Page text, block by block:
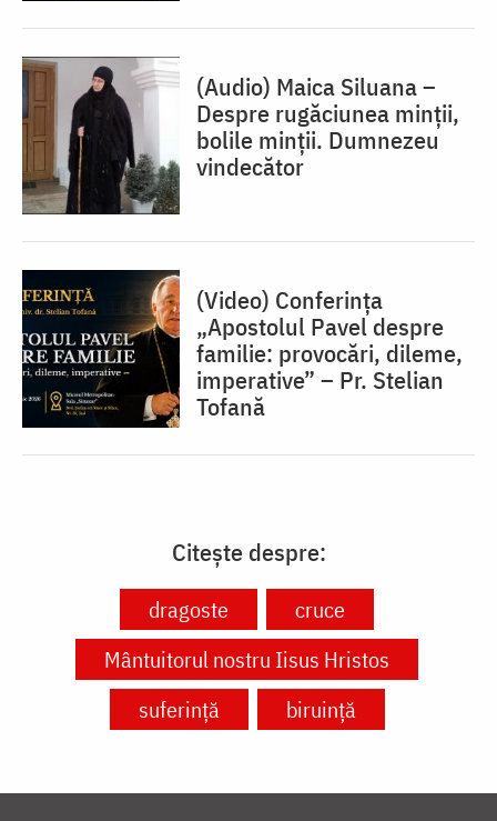
(Audio) Maica Siluana –
Despre rugăciunea minții,
bolile minții. Dumnezeu
vindecător
(Video) Conferința
„Apostolul Pavel despre
familie: provocări, dileme,
imperative” – Pr. Stelian
Tofană
Citește despre:
dragoste
cruce
Mântuitorul nostru Iisus Hristos
suferință
biruință